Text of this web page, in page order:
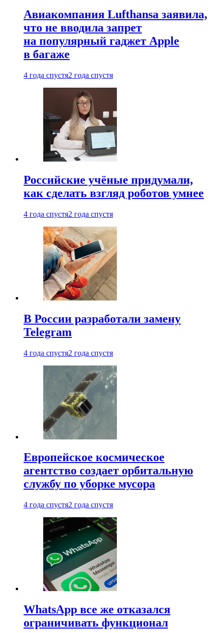
Авиакомпания Lufthansa заявила,
что не вводила запрет
на популярный гаджет Apple
в багаже
4 года спустя2 года спустя
Российские учёные придумали,
как сделать взгляд роботов умнее
4 года спустя2 года спустя
В России разработали замену
Telegram
4 года спустя2 года спустя
Европейское космическое
агентство создает орбитальную
службу по уборке мусора
4 года спустя2 года спустя
WhatsApp все же отказался
ограничивать функционал